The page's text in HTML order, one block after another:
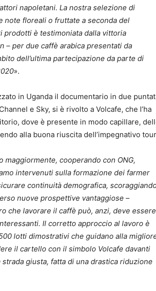
napoletani. La nostra selezione di
note floreali o fruttate a seconda del
prodotti è testimoniata dalla vittoria
– per due caffè arabica presentati da
dell’ultima partecipazione da parte di
».
in Uganda il documentario in due
e Sky, si è rivolto a Volcafe, che l’ha
dove è presente in modo capillare,
alla buona riuscita dell’impegnativo
maggiormente, cooperando con ONG,
intervenuti sulla formazione dei farmer
continuità demografica,
nuove prospettive vantaggiose –
che lavorare il caffè può, anzi, deve essere
Il corretto approccio al lavoro è
lotti dimostrativi che guidano alla
il cartello con il simbolo Volcafe davanti
giusta, fatta di una drastica riduzione